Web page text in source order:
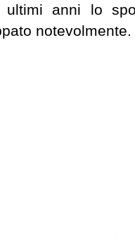
ultimi anni lo
notevolmente.